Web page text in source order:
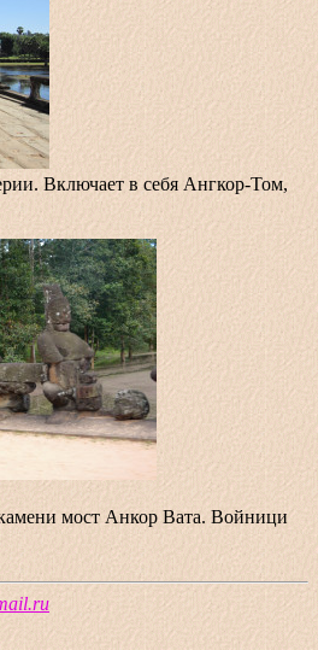
Включает в себя Ангкор-Том,
камени мост Анкор Вата. Войници